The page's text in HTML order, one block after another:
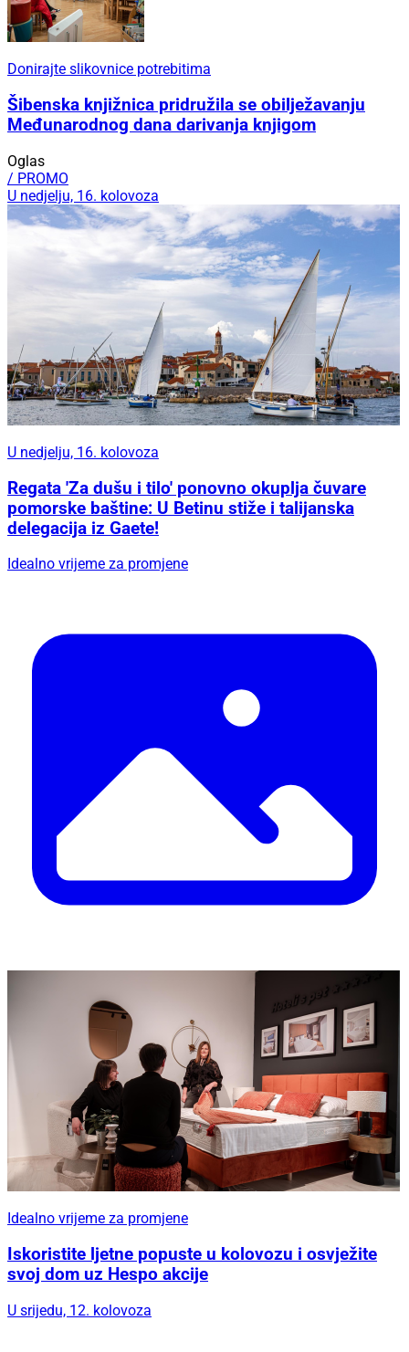
Donirajte slikovnice potrebitima
Šibenska knjižnica pridružila se obilježavanju
Međunarodnog dana darivanja knjigom
Oglas
/ PROMO
U nedjelju, 16. kolovoza
U nedjelju, 16. kolovoza
Regata 'Za dušu i tilo' ponovno okuplja čuvare
pomorske baštine: U Betinu stiže i talijanska
delegacija iz Gaete!
Idealno vrijeme za promjene
Idealno vrijeme za promjene
Iskoristite ljetne popuste u kolovozu i osvježite
svoj dom uz Hespo akcije
U srijedu, 12. kolovoza